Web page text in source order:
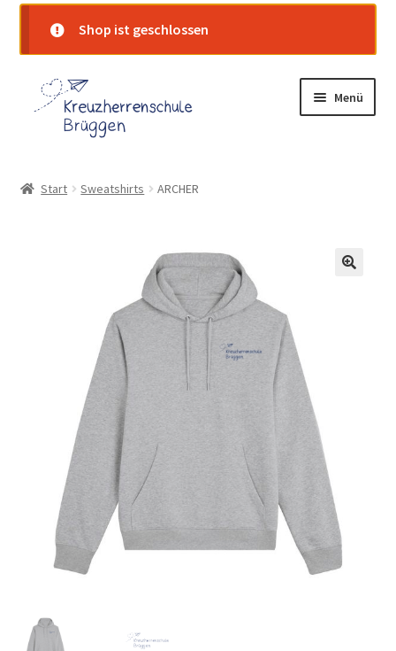
Shop ist geschlossen
Navigation
springen
Zum
Inhalt
springen
Menü
Impressum
Start Sweatshirts ARCHER